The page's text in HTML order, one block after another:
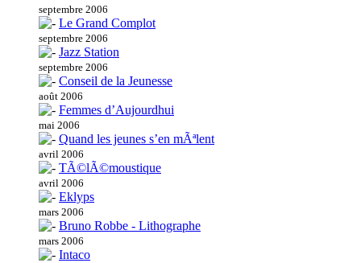
septembre 2006
Le Grand Complot
septembre 2006
Jazz Station
septembre 2006
Conseil de la Jeunesse
août 2006
Femmes d’Aujourdhui
mai 2006
Quand les jeunes s’en mÃªlent
avril 2006
TÃ©lÃ©moustique
avril 2006
Eklyps
mars 2006
Bruno Robbe - Lithographe
mars 2006
Intaco